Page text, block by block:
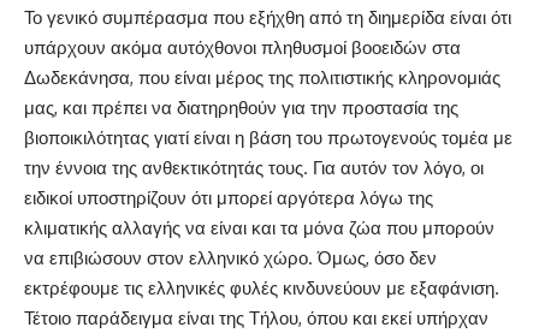
Το γενικό συμπέρασμα που εξήχθη από τη διημερίδα είναι ότι
υπάρχουν ακόμα αυτόχθονοι πληθυσμοί βοοειδών στα
Δωδεκάνησα, που είναι μέρος της πολιτιστικής κληρονομιάς
μας, και πρέπει να διατηρηθούν για την προστασία της
βιοποικιλότητας γιατί είναι η βάση του πρωτογενούς τομέα με
την έννοια της ανθεκτικότητάς τους. Για αυτόν τον λόγο, οι
ειδικοί υποστηρίζουν ότι μπορεί αργότερα λόγω της
κλιματικής αλλαγής να είναι και τα μόνα ζώα που μπορούν
να επιβιώσουν στον ελληνικό χώρο. Όμως, όσο δεν
εκτρέφουμε τις ελληνικές φυλές κινδυνεύουν με εξαφάνιση.
Τέτοιο παράδειγμα είναι της Τήλου, όπου και εκεί υπήρχαν